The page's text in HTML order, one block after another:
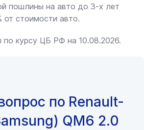
пошлины на авто до 3-х лет
от стоимости авто.
по курсу ЦБ РФ на 10.08.2026.
по Renault-
QM6 2.0